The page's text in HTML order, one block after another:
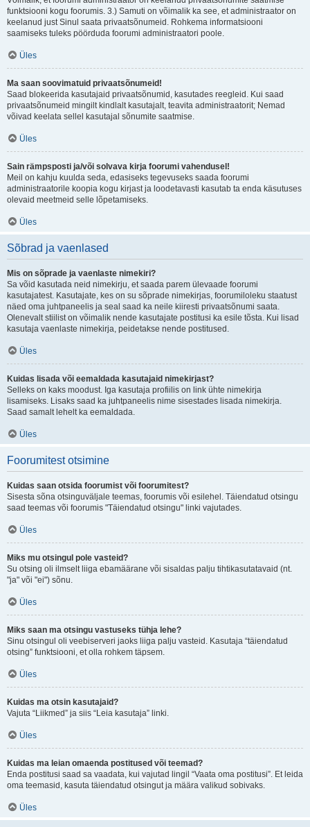
funktsiooni kogu foorumis. 3.) Samuti on võimalik ka see, et administraator on
keelanud just Sinul saata privaatsõnumeid. Rohkema informatsiooni
saamiseks tuleks pöörduda foorumi administraatori poole.
Üles
Ma saan soovimatuid privaatsõnumeid!
Saad blokeerida kasutajaid privaatsõnumid, kasutades reegleid. Kui saad
privaatsõnumeid mingilt kindlalt kasutajalt, teavita administraatorit; Nemad
võivad keelata sellel kasutajal sõnumite saatmise.
Üles
Sain rämpsposti ja/või solvava kirja foorumi vahendusel!
Meil on kahju kuulda seda, edasiseks tegevuseks saada foorumi
administraatorile koopia kogu kirjast ja loodetavasti kasutab ta enda käsutuses
olevaid meetmeid selle lõpetamiseks.
Üles
Sõbrad ja vaenlased
Mis on sõprade ja vaenlaste nimekiri?
Sa võid kasutada neid nimekirju, et saada parem ülevaade foorumi
kasutajatest. Kasutajate, kes on su sõprade nimekirjas, foorumiloleku staatust
näed oma juhtpaneelis ja seal saad ka neile kiiresti privaatsõnumi saata.
Olenevalt stiilist on võimalik nende kasutajate postitusi ka esile tõsta. Kui lisad
kasutaja vaenlaste nimekirja, peidetakse nende postitused.
Üles
Kuidas lisada või eemaldada kasutajaid nimekirjast?
Selleks on kaks moodust. Iga kasutaja profiilis on link ühte nimekirja
lisamiseks. Lisaks saad ka juhtpaneelis nime sisestades lisada nimekirja.
Saad samalt lehelt ka eemaldada.
Üles
Foorumitest otsimine
Kuidas saan otsida foorumist või foorumitest?
Sisesta sõna otsinguväljale teemas, foorumis või esilehel. Täiendatud otsingu
saad teemas või foorumis "Täiendatud otsingu" linki vajutades.
Üles
Miks mu otsingul pole vasteid?
Su otsing oli ilmselt liiga ebamäärane või sisaldas palju tihtikasutatavaid (nt.
"ja" või "ei") sõnu.
Üles
Miks saan ma otsingu vastuseks tühja lehe?
Sinu otsingul oli veebiserveri jaoks liiga palju vasteid. Kasutaja “täiendatud
otsing” funktsiooni, et olla rohkem täpsem.
Üles
Kuidas ma otsin kasutajaid?
Vajuta “Liikmed” ja siis “Leia kasutaja” linki.
Üles
Kuidas ma leian omaenda postitused või teemad?
Enda postitusi saad sa vaadata, kui vajutad lingil “Vaata oma postitusi”. Et leida
oma teemasid, kasuta täiendatud otsingut ja määra valikud sobivaks.
Üles